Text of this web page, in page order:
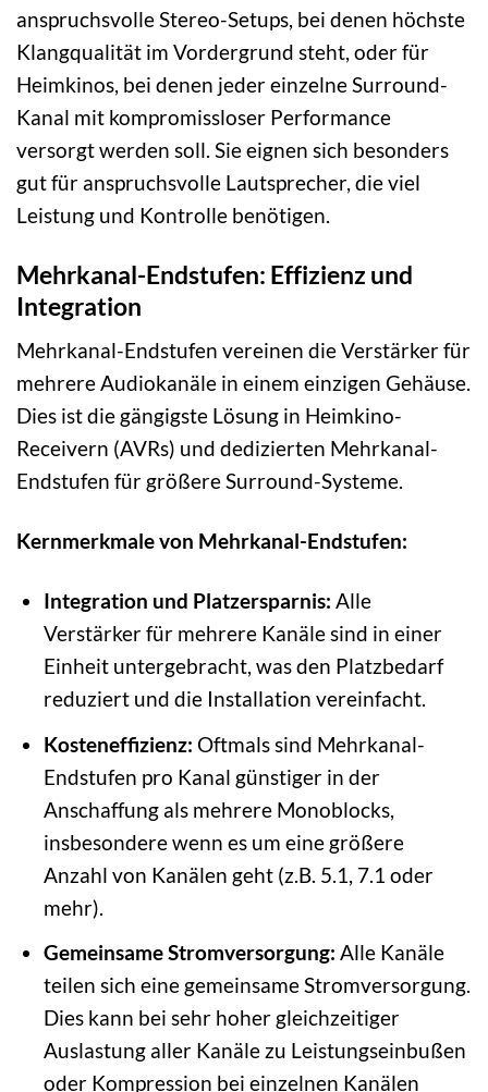
anspruchsvolle Stereo-Setups, bei denen höchste
Klangqualität im Vordergrund steht, oder für
Heimkinos, bei denen jeder einzelne Surround-
Kanal mit kompromissloser Performance
versorgt werden soll. Sie eignen sich besonders
gut für anspruchsvolle Lautsprecher, die viel
Leistung und Kontrolle benötigen.
Mehrkanal-Endstufen: Effizienz und
Integration
Mehrkanal-Endstufen vereinen die Verstärker für
mehrere Audiokanäle in einem einzigen Gehäuse.
Dies ist die gängigste Lösung in Heimkino-
Receivern (AVRs) und dedizierten Mehrkanal-
Endstufen für größere Surround-Systeme.
Kernmerkmale von Mehrkanal-Endstufen:
Integration und Platzersparnis: Alle
Verstärker für mehrere Kanäle sind in einer
Einheit untergebracht, was den Platzbedarf
reduziert und die Installation vereinfacht.
Kosteneffizienz: Oftmals sind Mehrkanal-
Endstufen pro Kanal günstiger in der
Anschaffung als mehrere Monoblocks,
insbesondere wenn es um eine größere
Anzahl von Kanälen geht (z.B. 5.1, 7.1 oder
mehr).
Gemeinsame Stromversorgung: Alle Kanäle
teilen sich eine gemeinsame Stromversorgung.
Dies kann bei sehr hoher gleichzeitiger
Auslastung aller Kanäle zu Leistungseinbußen
oder Kompression bei einzelnen Kanälen